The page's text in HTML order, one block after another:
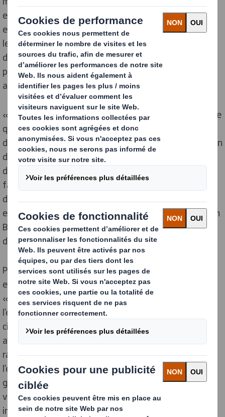
entreprises. En tant que lieu d’échange, d’information
et de partage de l’expertise et de la connaissance sur
les métiers du e-commerce, la Fevad accueille à la fois
des entreprises de vente à distance (membres) et des
prestataires de service pour le e-commerce (membres
associés).
« Avec la croissance rapide de la vente au détail en ligne
qui crée de nouvelles attentes en matière
d'emballages, de promotion des marques, de protection
des produits et de contribution à l'efficacité de la
distribution, ce partenariat permettra à DS Smith de
favoriser l’échange de connaissances et le transfert
d’informations dans tous ces domaines auprès des
entreprises de la chaine du e-commerce. » précise Yann
Blanc, Directeur Commercial, Marketing et Innovation
de DS Smith Packaging France.
Précurseur pour la réduction du vide dans les
emballages avec son étude référence intitulée
« L’économie de l’espace vide », porte d’entrée à
l’économe circulaire avec ses principes de conception
circulaire et son outil « éco-score circulaire », novateur
avec ses technologies d’emballages connectés et de
rationalisation d’emballages, DS Smith dispose de
l’expertise et du savoir-faire pour aider les petites et
grandes sociétés du e-commerce à stimuler leurs
ventes, réduire leurs coûts, limiter leurs risques et
intégrer la circularité dans leurs emballages.